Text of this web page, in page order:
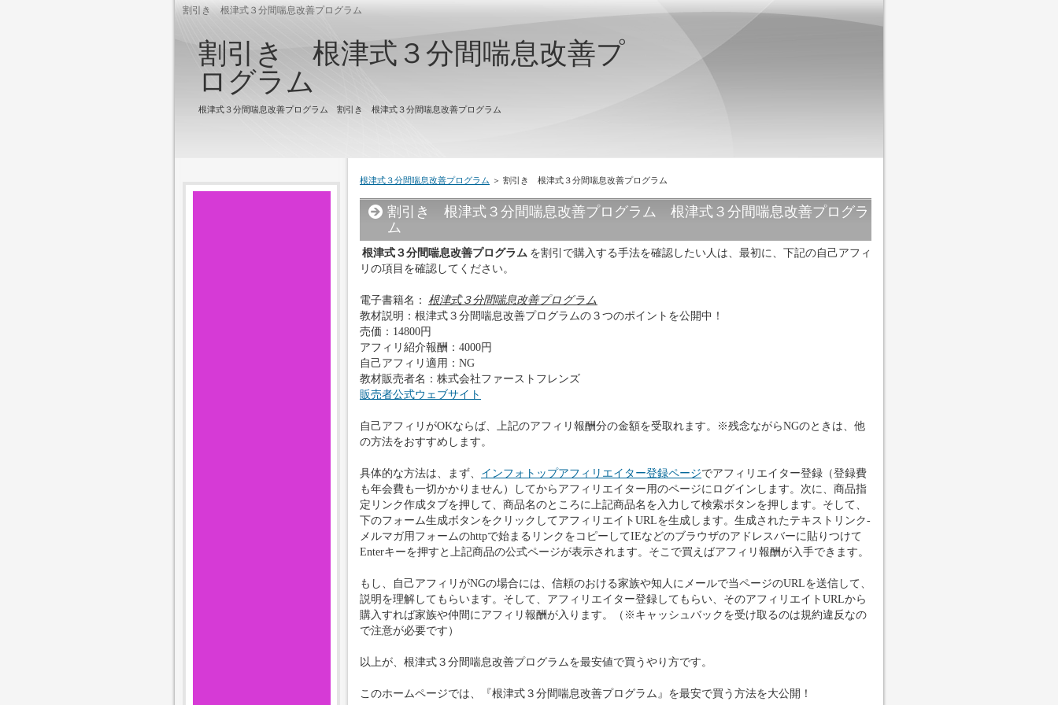
割引き 根津式３分間喘息改善プログラム
割引き 根津式３分間喘息改善プ
ログラム
根津式３分間喘息改善プログラム 割引き 根津式３分間喘息改善プログラム
根津式３分間喘息改善プログラム ＞ 割引き 根津式３分間喘息改善プログラム
割引き 根津式３分間喘息改善プログラム 根津式３分間喘息改善プログラ
ム
根津式３分間喘息改善プログラム を割引で購入する手法を確認したい人は、最初に、下記の自己アフィ
リの項目を確認してください。
電子書籍名：
根津式３分間喘息改善プログラム
教材説明：根津式３分間喘息改善プログラムの３つのポイントを公開中！
売価：14800円
アフィリ紹介報酬：4000円
自己アフィリ適用：NG
教材販売者名：株式会社ファーストフレンズ
販売者公式ウェブサイト
自己アフィリがOKならば、上記のアフィリ報酬分の金額を受取れます。※残念ながらNGのときは、他
の方法をおすすめします。
具体的な方法は、まず、 インフォトップアフィリエイター登録ページでアフィリエイター登録（登録費
も年会費も一切かかりません）してからアフィリエイター用のページにログインします。次に、商品指
定リンク作成タブを押して、商品名のところに上記商品名を入力して検索ボタンを押します。そして、
下のフォーム生成ボタンをクリックしてアフィリエイトURLを生成します。生成されたテキストリンク-
メルマガ用フォームのhttpで始まるリンクをコピーしてIEなどのブラウザのアドレスバーに貼りつけて
Enterキーを押すと上記商品の公式ページが表示されます。そこで買えばアフィリ報酬が入手できます。
もし、自己アフィリがNGの場合には、信頼のおける家族や知人にメールで当ページのURLを送信して、
説明を理解してもらいます。そして、アフィリエイター登録してもらい、そのアフィリエイトURLから
購入すれば家族や仲間にアフィリ報酬が入ります。（※キャッシュバックを受け取るのは規約違反なの
で注意が必要です）
以上が、根津式３分間喘息改善プログラムを最安値で買うやり方です。
このホームページでは、『根津式３分間喘息改善プログラム』を最安で買う方法を大公開！